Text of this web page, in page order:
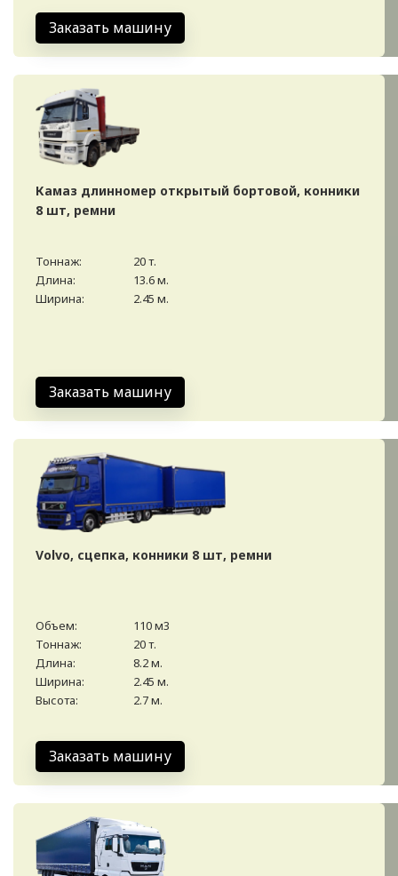
Заказать машину
Камаз длинномер открытый бортовой, конники
8 шт, ремни
Тоннаж:
20 т.
Длина:
13.6 м.
Ширина:
2.45 м.
Заказать машину
Volvo, сцепка, конники 8 шт, ремни
Объем:
110 м3
Тоннаж:
20 т.
Длина:
8.2 м.
Ширина:
2.45 м.
Высота:
2.7 м.
Заказать машину